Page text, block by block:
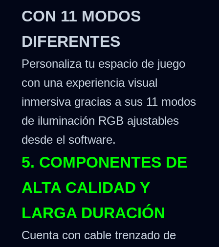
CON 11 MODOS
DIFERENTES
Personaliza tu espacio de juego
con una experiencia visual
inmersiva gracias a sus 11 modos
de iluminación RGB ajustables
desde el software.
5. COMPONENTES DE
ALTA CALIDAD Y
LARGA DURACIÓN
Cuenta con cable trenzado de